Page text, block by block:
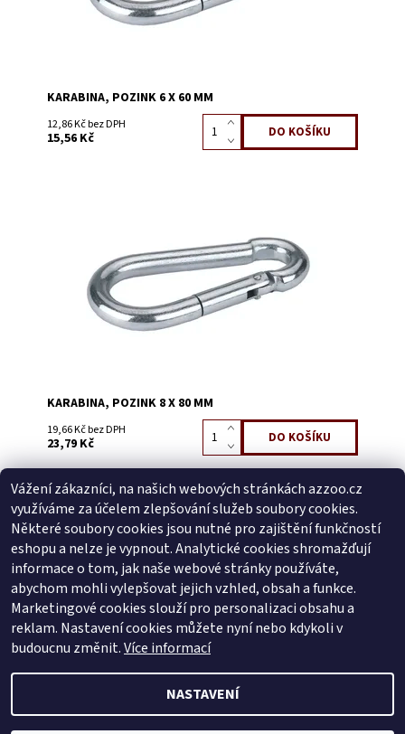
KARABINA, POZINK 6 X 60 MM
12,86 Kč bez DPH
15,56 Kč
KARABINA, POZINK 8 X 80 MM
19,66 Kč bez DPH
23,79 Kč
Buďte první, kdo napíše příspěvek k této položce.
Přidat komentář
Buďte první, kdo napíše příspěvek k této položce.
Přidat hodnocení
Zboží.cz | Heureka.cz
2026 © AZ ZOO, všechna práva vyhrazena
Vážení zákazníci, na našich webových stránkách azzoo.cz
využíváme za účelem zlepšování služeb soubory cookies.
Některé soubory cookies jsou nutné pro zajištění funkčností
eshopu a nelze je vypnout. Analytické cookies shromažďují
informace o tom, jak naše webové stránky používáte,
abychom mohli vylepšovat jejich vzhled, obsah a funkce.
Marketingové cookies slouží pro personalizaci obsahu a
reklam. Nastavení cookies můžete nyní nebo kdykoli v
budoucnu změnit.Více informací
NASTAVENÍ